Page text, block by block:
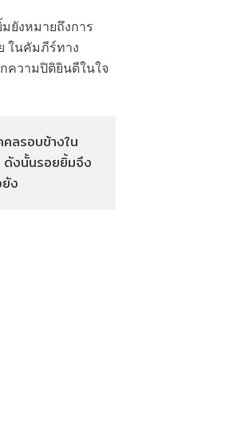
ยังหมายถึงการ
ในคัมภีร์ทาง
ความปิติยินดีในใจ
ลรอบข้างใน
ดังนั้นรอยยิ้มจึง
ง